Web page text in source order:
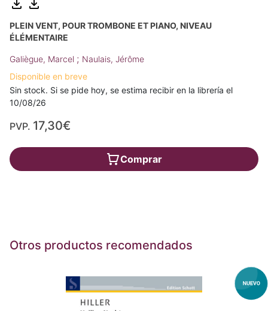
PLEIN VENT, POUR TROMBONE ET PIANO, NIVEAU
ÉLÉMENTAIRE
Galiègue, Marcel ; Naulais, Jérôme
Disponible en breve
Sin stock. Si se pide hoy, se estima recibir en la librería el
10/08/26
PVP. 17,30€
Comprar
Otros productos recomendados